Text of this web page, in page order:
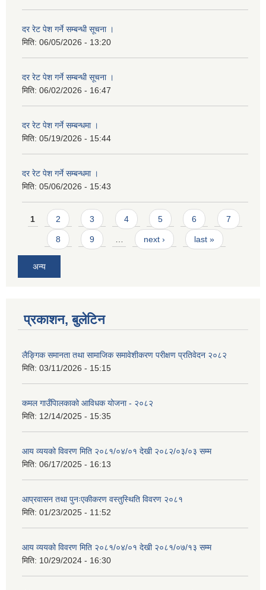
दर रेट पेश गर्ने सम्बन्धी सूचना ।
मिति: 06/05/2026 - 13:20
दर रेट पेश गर्ने सम्बन्धी सूचना ।
मिति: 06/02/2026 - 16:47
दर रेट पेश गर्ने सम्बन्धमा ।
मिति: 05/19/2026 - 15:44
दर रेट पेश गर्ने सम्बन्धमा ।
मिति: 05/06/2026 - 15:43
Pages
1 2 3 4 5 6 7
8 9 next › last »
अन्य
प्रकाशन, बुलेटिन
लैङ्गिक समानता तथा सामाजिक समावेशीकरण परीक्षण प्रतिवेदन २०८२
मिति: 03/11/2026 - 15:15
कमल गाउँपािलकाको आविधक योजना - २०८२
मिति: 12/14/2025 - 15:35
आय व्ययको विवरण मिति २०८१/०४/०१ देखी २०८२/०३/०३ सम्म
मिति: 06/17/2025 - 16:13
आप्रवासन तथा पुनःएकीकरण वस्तुस्थिति विवरण २०८१
मिति: 01/23/2025 - 11:52
आय व्ययको विवरण मिति २०८१/०४/०१ देखी २०८१/०७/१३ सम्म
मिति: 10/29/2024 - 16:30